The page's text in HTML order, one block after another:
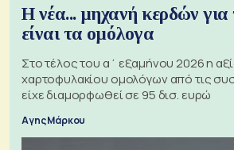
Η νέα... μηχανή κερδών για
είναι τα ομόλογα
Στο τέλος του α΄ εξαμήνου 2026 η
χαρτοφυλακίου ομολόγων από τις
είχε διαμορφωθεί σε 95 δισ. ευρώ
Αγης Μάρκου